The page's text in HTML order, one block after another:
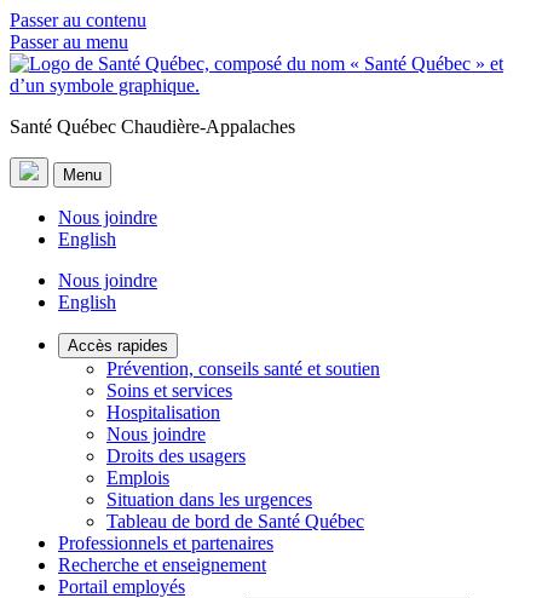
Passer au contenu
Passer au menu
Santé Québec Chaudière-Appalaches
Menu
Nous joindre
English
Nous joindre
English
Accès rapides
Prévention, conseils santé et soutien
Soins et services
Hospitalisation
Nous joindre
Droits des usagers
Emplois
Situation dans les urgences
Tableau de bord de Santé Québec
Professionnels et partenaires
Recherche et enseignement
Portail employés